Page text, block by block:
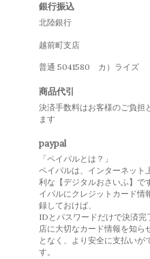
銀行振込
北陸銀行
越前町支店
普通 5041580 カ）ライズ
商品代引
決済手数料はお客様のご負担
ます
paypal
「ペイパルとは？」
ペイパルは、インターネット
利な【デジタルおさいふ】で
イパルにクレジットカード情
録しておけば、
IDとパスワードだけで決済完
店に大切なカード情報を知ら
となく、より安全に支払いが
す。